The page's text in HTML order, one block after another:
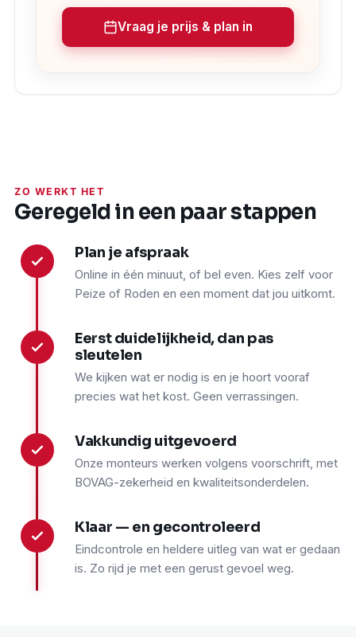
Vraag je prijs & plan in
ZO WERKT HET
Geregeld in een paar stappen
1 Plan je afspraak
Online in één minuut, of bel even. Kies zelf voor
Peize of Roden en een moment dat jou uitkomt.
2
Eerst duidelijkheid, dan pas
sleutelen
We kijken wat er nodig is en je hoort vooraf
precies wat het kost. Geen verrassingen.
3 Vakkundig uitgevoerd
Onze monteurs werken volgens voorschrift, met
BOVAG-zekerheid en kwaliteitsonderdelen.
4 Klaar — en gecontroleerd
Eindcontrole en heldere uitleg van wat er gedaan
is. Zo rijd je met een gerust gevoel weg.